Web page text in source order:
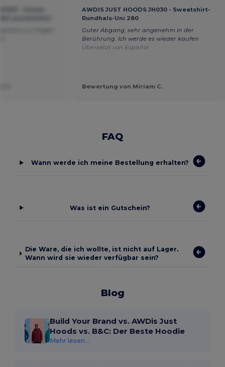
AWDIS JUST HOODS JH030 - Sweatshirt-
Rundhals-Uni 280
Guter Abgang, sehr angenehm in der
Berührung. Ich werde es wieder kaufen
Übersetzt von Español
Bewertung von Miriam C.
FAQ
Wann werde ich meine Bestellung erhalten?
Was ist ein Gutschein?
Die Ware, die ich wollte, ist nicht auf Lager.
Wann wird sie wieder verfügbar sein?
Blog
Build Your Brand vs. AWDis Just
Hoods vs. B&C: Der Beste Hoodie
Mehr lesen...